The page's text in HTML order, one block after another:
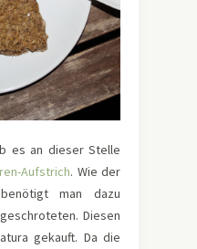
es an dieser Stelle
Aufstrich. Wie der
man dazu
Diesen
gekauft. Da die